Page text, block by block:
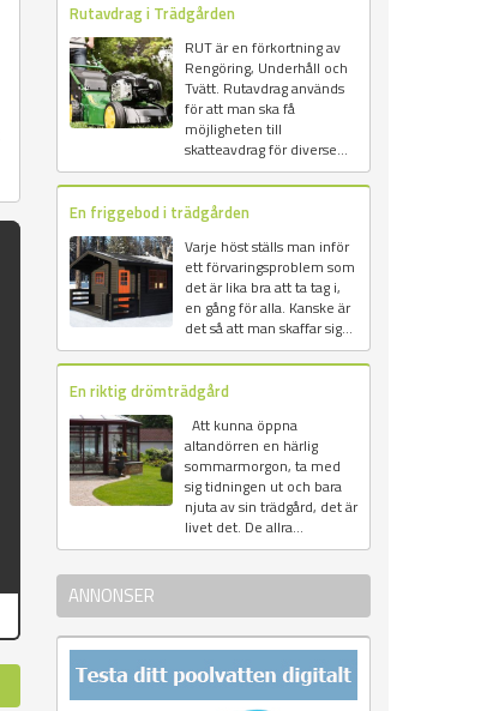
Rutavdrag i Trädgården
RUT är en förkortning av
Rengöring, Underhåll och
Tvätt. Rutavdrag används
för att man ska få
möjligheten till
skatteavdrag för diverse...
En friggebod i trädgården
Varje höst ställs man inför
ett förvaringsproblem som
det är lika bra att ta tag i,
en gång för alla. Kanske är
det så att man skaffar sig...
En riktig drömträdgård
Att kunna öppna
altandörren en härlig
sommarmorgon, ta med
sig tidningen ut och bara
njuta av sin trädgård, det är
livet det. De allra...
ANNONSER